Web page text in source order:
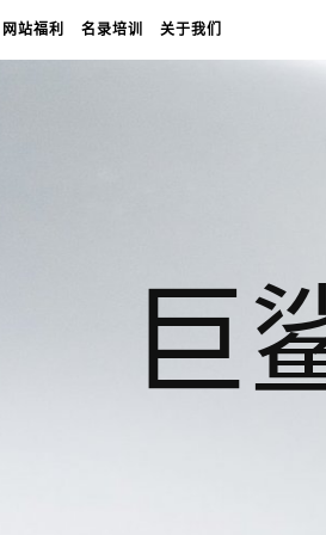
网站福利 名录培训 关于我们
巨